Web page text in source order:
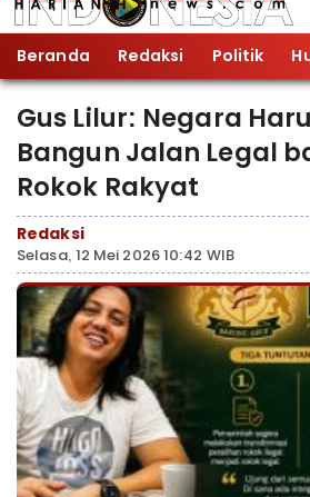
Beranda Redaksi Politik
Gus Lilur: Negara
Bangun Jalan Legal
Rokok Rakyat
Redaksi
Selasa, 12 Mei 2026 10:42 WIB